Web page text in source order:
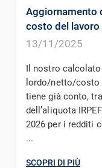
Aggiornamento
costo del lavoro
13/11/2025
Il nostro
lordo/netto/costo
tiene già conto,
dell’aliquota
2026 per i redditi
...
SCOPRI DI PIÙ